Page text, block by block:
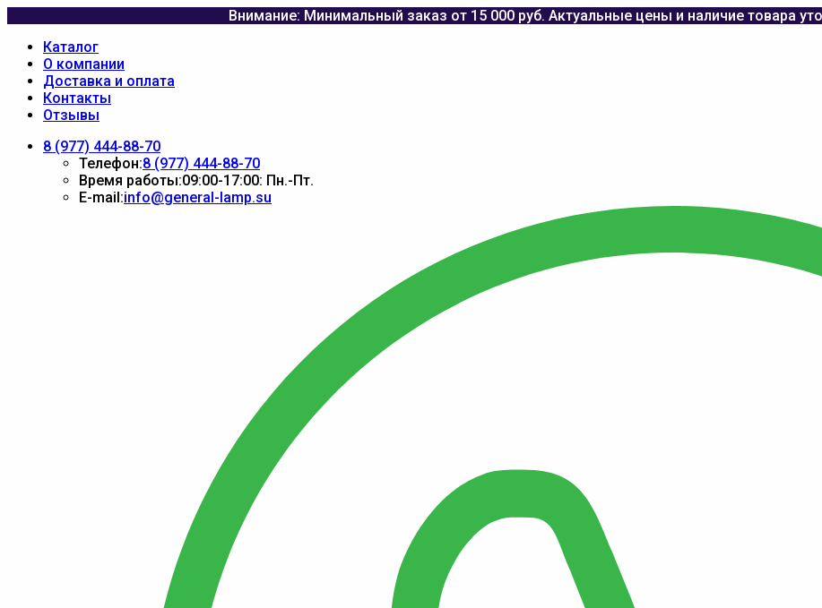
Внимание: Минимальный заказ от 15 000 руб. Актуальные цены и наличие товара
Каталог
О компании
Доставка и оплата
Контакты
Отзывы
8 (977) 444-88-70
Телефон:8 (977) 444-88-70
Время работы:09:00-17:00: Пн.-Пт.
E-mail:info@general-lamp.su